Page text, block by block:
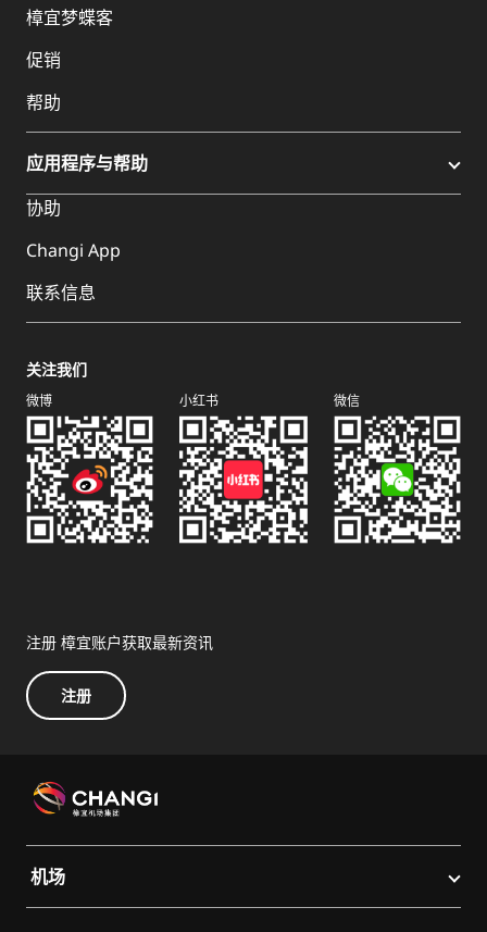
樟宜梦蝶客
促销
帮助
应用程序与帮助
协助
Changi App
联系信息
关注我们
微博 小红书 微信
注册 樟宜账户获取最新资讯
注册
机场